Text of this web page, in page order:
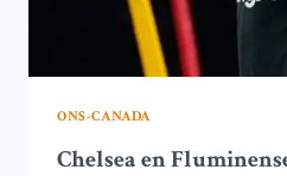
–
ALLES
WAT
MOET
ONS-CANADA
Chelsea en